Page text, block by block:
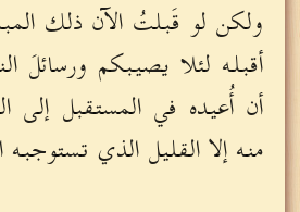
ولكن لو قَبلتُ الآن ذلك
أقبله لئلا يصيبكم ورسائلَ
أن أُعيده في المستقبل
منه إلا القليل الذي تستوجبه